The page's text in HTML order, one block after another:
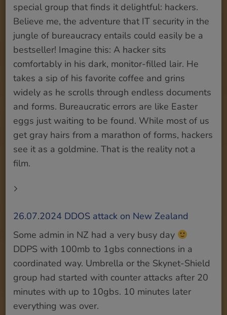
special group that finds it delightful: hackers.
Believe me, the adventure that IT security in the
jungle of bureaucracy entails could easily be a
bestseller! Imagine this: A hacker sits
comfortably in his dark, monitor-filled lair. He
takes a sip of his favorite coffee and grins
widely as he scrolls through endless documents
and forms. Bureaucratic errors are like Easter
eggs just waiting to be found. While most of us
get gray hairs from a marathon of forms, hackers
see it as a goldmine. That is the reality not a
film.
26.07.2024 DDOS attack on New Zealand
Some admin in NZ had a very busy day
DDPS with 100mb to 1gbs connections in a
coordinated way. Umbrella or the Skynet-Shield
group had started with counter attacks after 20
minutes with up to 10gbs. 10 minutes later
everything was over.